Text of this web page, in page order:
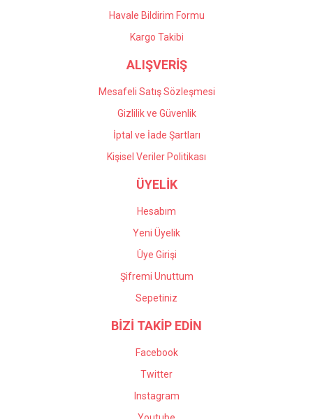
Havale Bildirim Formu
Kargo Takibi
ALIŞVERİŞ
Mesafeli Satış Sözleşmesi
Gizlilik ve Güvenlik
İptal ve İade Şartları
Kişisel Veriler Politikası
ÜYELİK
Hesabım
Yeni Üyelik
Üye Girişi
Şifremi Unuttum
Sepetiniz
BİZİ TAKİP EDİN
Facebook
Twitter
Instagram